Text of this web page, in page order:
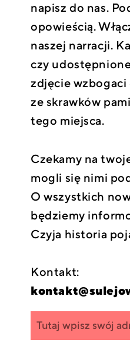
napisz do nas.
opowieścią.
naszej narracji.
czy
zdjęcie wzbogaci
ze skrawków
tego miejsca.
Czekamy na
mogli się nimi
O wszystkich
będziemy
Czyja historia
Kontakt:
Zapisz się
do
wpisz
swój